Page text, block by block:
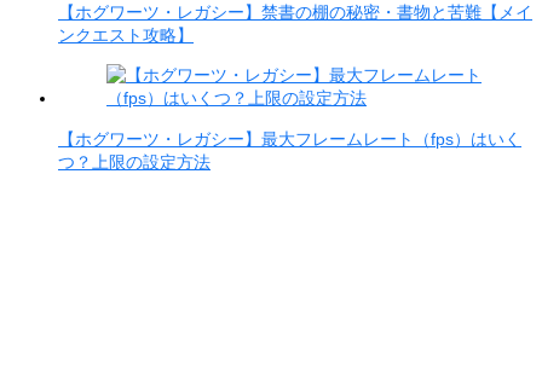
【ホグワーツ・レガシー】禁書の棚の秘密・書物と苦難【メイ
ンクエスト攻略】
【ホグワーツ・レガシー】最大フレームレート（fps）はいく
つ？上限の設定方法